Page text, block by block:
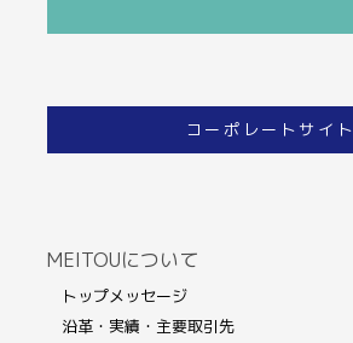
コーポレートサイト
MEITOUについて
トップメッセージ
沿革・実績・主要取引先